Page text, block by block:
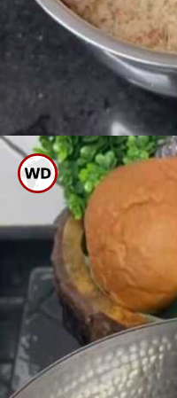
ಇದಕ್ಕೆ ಸ್ವಲ್ಪ
ಪೌಡರ್,